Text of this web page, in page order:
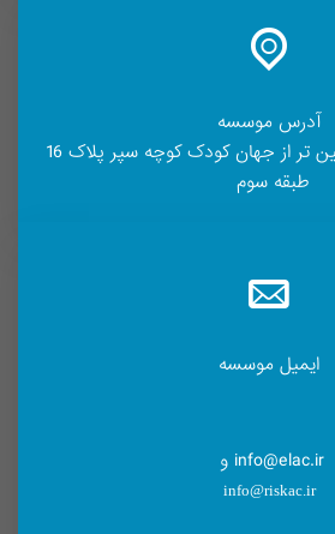
آدرس موسسه
تهران - بلوار افریقا پایین تر از جهان کودک کوچه سپر پلاک 16
طبقه سوم
ایمیل موسسه
info@elac.ir و
info@riskac.ir